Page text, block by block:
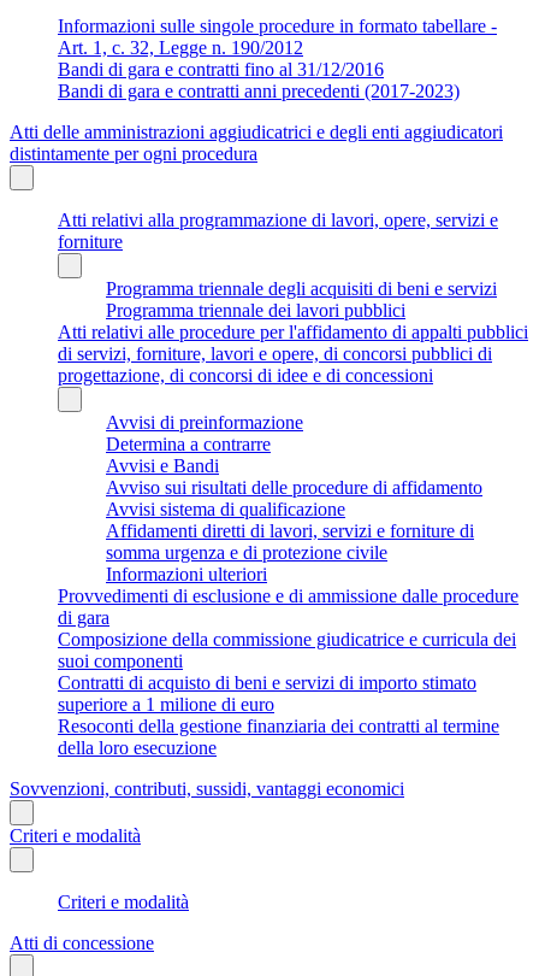
Informazioni sulle singole procedure in formato tabellare -
Art. 1, c. 32, Legge n. 190/2012
Bandi di gara e contratti fino al 31/12/2016
Bandi di gara e contratti anni precedenti (2017-2023)
Atti delle amministrazioni aggiudicatrici e degli enti aggiudicatori
distintamente per ogni procedura
Atti relativi alla programmazione di lavori, opere, servizi e
forniture
Programma triennale degli acquisiti di beni e servizi
Programma triennale dei lavori pubblici
Atti relativi alle procedure per l'affidamento di appalti pubblici
di servizi, forniture, lavori e opere, di concorsi pubblici di
progettazione, di concorsi di idee e di concessioni
Avvisi di preinformazione
Determina a contrarre
Avvisi e Bandi
Avviso sui risultati delle procedure di affidamento
Avvisi sistema di qualificazione
Affidamenti diretti di lavori, servizi e forniture di
somma urgenza e di protezione civile
Informazioni ulteriori
Provvedimenti di esclusione e di ammissione dalle procedure
di gara
Composizione della commissione giudicatrice e curricula dei
suoi componenti
Contratti di acquisto di beni e servizi di importo stimato
superiore a 1 milione di euro
Resoconti della gestione finanziaria dei contratti al termine
della loro esecuzione
Sovvenzioni, contributi, sussidi, vantaggi economici
Criteri e modalità
Criteri e modalità
Atti di concessione